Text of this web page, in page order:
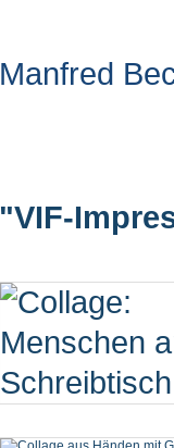
Manfred
"VIF-